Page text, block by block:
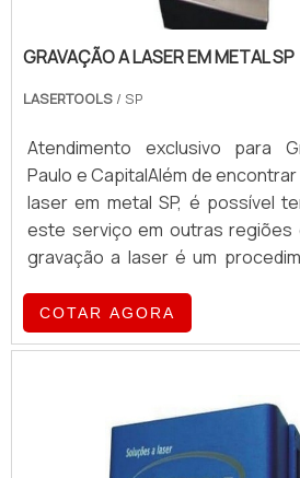
GRAVAÇÃO A LASER EM METAL SP
LASERTOOLS / SP
Atendimento exclusivo para
Paulo e CapitalAlém de
laser em metal SP, é possível
este serviço em outras regiões
gravação a laser é um
diversos segmentos.O processo
máquinas de alta tecnologia,
solicitado de acordo com as
que atenderão as demandas do
COTAR AGORA